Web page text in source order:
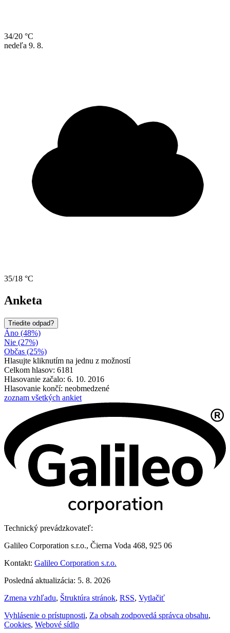
34/20 °C
nedeľa 9. 8.
35/18 °C
Anketa
Triedite odpad?
Áno (48%)
Nie (27%)
Občas (25%)
Hlasujte kliknutím na jednu z možností
Celkom hlasov: 6181
Hlasovanie začalo: 6. 10. 2016
Hlasovanie končí: neobmedzené
zoznam všetkých ankiet
Technický prevádzkovateľ:
Galileo Corporation s.r.o., Čierna Voda 468, 925 06
Kontakt: Galileo Corporation s.r.o.
Posledná aktualizácia: 5. 8. 2026
Zmena vzhľadu, Štruktúra stránok, RSS, Vytlačiť
Vyhlásenie o prístupnosti, Za obsah zodpovedá správca obsahu,
Cookies, Webové sídlo